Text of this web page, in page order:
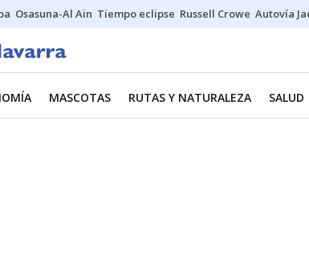
Osasuna-Al Ain Tiempo eclipse Russell Crowe Autovía
MASCOTAS RUTAS Y NATURALEZA SALUD